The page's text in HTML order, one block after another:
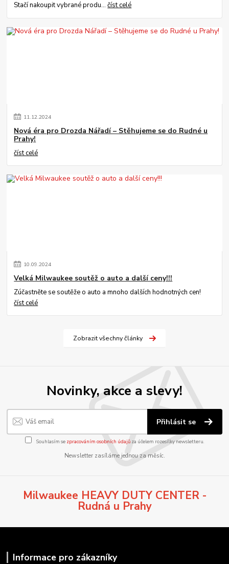
Stačí nakoupit vybrané produ...číst celé
11.12.2024
Nová éra pro Drozda Nářadí – Stěhujeme se do Rudné u
Prahy!
číst celé
10.09.2024
Velká Milwaukee soutěž o auto a další ceny!!!
Zúčastněte se soutěže o auto a mnoho dalších hodnotných cen!
číst celé
Zobrazit všechny články
Novinky, akce a slevy!
Přihlásit se
Souhlasím se zpracováním osobních údajůza účelem rozesílky newsletteru.
Newsletter zasíláme jednou za měsíc.
Milwaukee HEAVY DUTY CENTER -
Rudná u Prahy
Informace pro zákazníky